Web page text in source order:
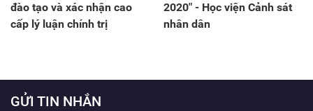
đào tạo và xác nhận cao
cấp lý luận chính trị
2020" - Học viện Cảnh sát
nhân dân
GỬI TIN NHẮN